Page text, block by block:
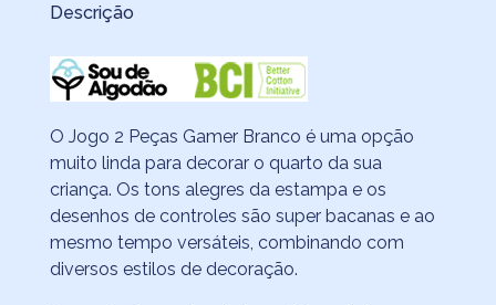
Descrição
O Jogo 2 Peças Gamer Branco é uma opção
muito linda para decorar o quarto da sua
criança. Os tons alegres da estampa e os
desenhos de controles são super bacanas e ao
mesmo tempo versáteis, combinando com
diversos estilos de decoração.